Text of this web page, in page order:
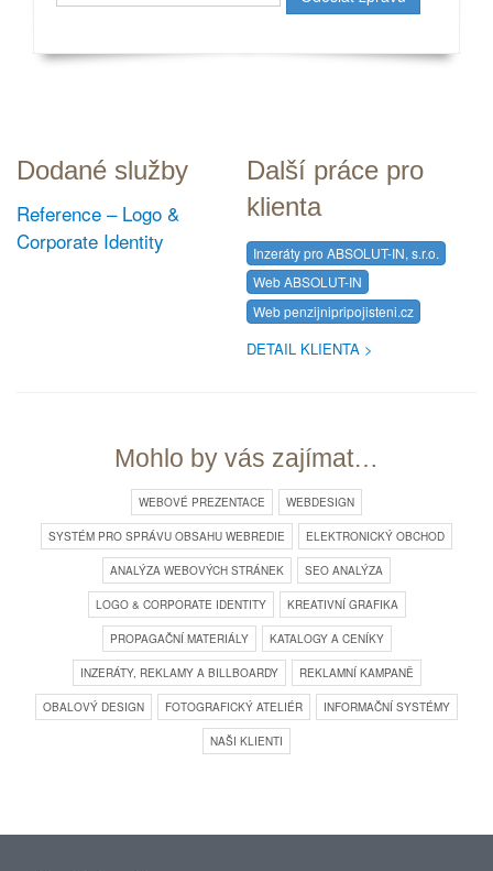
Dodané služby
Reference – Logo &
Corporate Identity
Další práce pro
klienta
Inzeráty pro ABSOLUT-IN, s.r.o.
Web ABSOLUT-IN
Web penzijnipripo­jisteni.cz
DETAIL KLIENTA
Mohlo by vás zajímat…
WEBOVÉ PREZENTACE WEBDESIGN
SYSTÉM PRO SPRÁVU OBSAHU WEBREDIE ELEKTRONICKÝ OBCHOD
ANALÝZA WEBOVÝCH STRÁNEK SEO ANALÝZA
LOGO & CORPORATE IDENTITY KREATIVNÍ GRAFIKA
PROPAGAČNÍ MATERIÁLY KATALOGY A CENÍKY
INZERÁTY, REKLAMY A BILLBOARDY REKLAMNÍ KAMPANĚ
OBALOVÝ DESIGN FOTOGRAFICKÝ ATELIÉR INFORMAČNÍ SYSTÉMY
NAŠI KLIENTI